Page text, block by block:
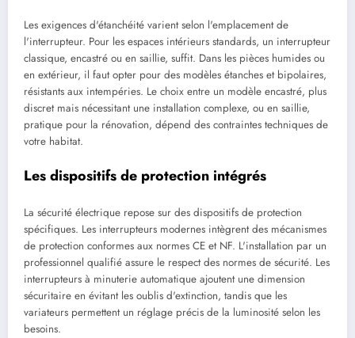
Les exigences d'étanchéité varient selon l'emplacement de
l'interrupteur. Pour les espaces intérieurs standards, un interrupteur
classique, encastré ou en saillie, suffit. Dans les pièces humides ou
en extérieur, il faut opter pour des modèles étanches et bipolaires,
résistants aux intempéries. Le choix entre un modèle encastré, plus
discret mais nécessitant une installation complexe, ou en saillie,
pratique pour la rénovation, dépend des contraintes techniques de
votre habitat.
Les dispositifs de protection intégrés
La sécurité électrique repose sur des dispositifs de protection
spécifiques. Les interrupteurs modernes intègrent des mécanismes
de protection conformes aux normes CE et NF. L'installation par un
professionnel qualifié assure le respect des normes de sécurité. Les
interrupteurs à minuterie automatique ajoutent une dimension
sécuritaire en évitant les oublis d'extinction, tandis que les
variateurs permettent un réglage précis de la luminosité selon les
besoins.